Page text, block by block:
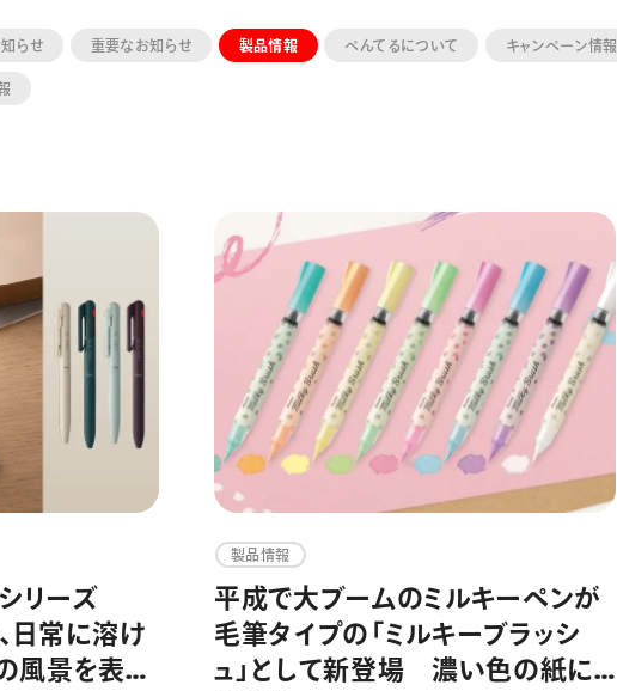
らせ 重要なお知らせ 製品情報 ぺんてるについて キャンペーン情報
リーズ
、日常に溶け
風景を表現
製品情報
平成で大ブームのミルキーペンが
毛筆タイプの「ミルキーブラッシ
ュ」として新登場 濃い色の紙に